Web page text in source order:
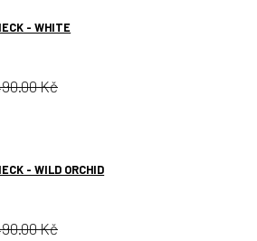
- WHITE
Kč
- WILD ORCHID
Kč